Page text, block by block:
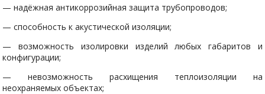
— надёжная антикоррозийная защита трубопроводов;
— способность к акустической изоляции;
— возможность изолировки изделий любых габаритов и
конфигурации;
— невозможность расхищения теплоизоляции на
неохраняемых объектах;